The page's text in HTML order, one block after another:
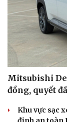
Mitsubishi
đồng, quyết
Khu vực sạc